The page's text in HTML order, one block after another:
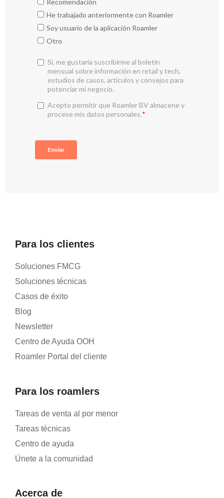
Para los clientes
Soluciones FMCG
Soluciones técnicas
Casos de éxito
Blog
Newsletter
Centro de Ayuda OOH
Roamler Portal del cliente
Para los roamlers
Tareas de venta al por menor
Tareas técnicas
Centro de ayuda
Únete a la comunidad
Acerca de